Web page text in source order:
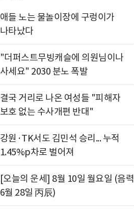
애들 노는 물놀이장에 구렁이가
나타났다
"더퍼스트무빙캐슬에 의원님이나
사세요" 2030 분노 폭발
결국 거리로 나온 여성들 "피해자
보호 없는 수사개편 반대"
강원·TK서도 김민석 승리... 누적
1.45%p차로 벌어져
[오늘의 운세] 8월 10일 월요일 (음력
6월 28일 丙辰)